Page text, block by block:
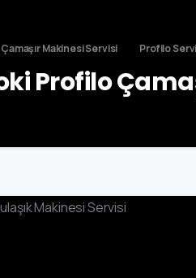
Çamaşır Makinesi Servisi Profilo
Profilo